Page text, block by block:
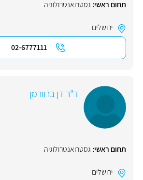
תחום ראשי: גסטרואנטרולוגיה
ירושלים
02-6777111
ד"ר דן ברוורמן
תחום ראשי: גסטרואנטרולוגיה
ירושלים